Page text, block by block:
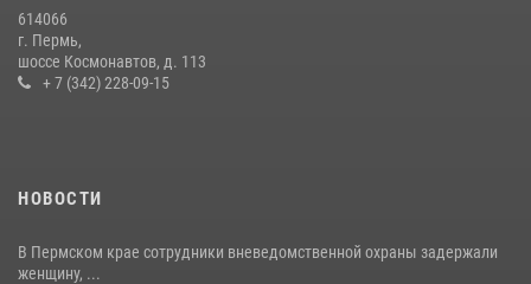
24 июля 2026, 08:45
614066
г. Пермь,
шоссе Космонавтов, д. 113
+ 7 (342) 228-09-15
НОВОСТИ
В Пермском крае сотрудники вневедомственной охраны задержали
женщину, ...